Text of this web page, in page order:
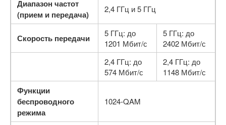
Диапазон частот
(прием и передача)
2,4 ГГц и 5 ГГц
Скорость передачи
5 ГГц: до
1201 Мбит/с
5 ГГц: до
2402 Мбит/с
2,4 ГГц: до
574 Мбит/с
2,4 ГГц: до
1148 Мбит/с
Функции
беспроводного
режима
1024-QAM